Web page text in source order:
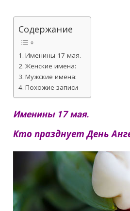
Содержание
Именины 17 мая.
Женские имена:
Мужские имена:
Похожие записи
Именины 17 мая.
Кто празднует День